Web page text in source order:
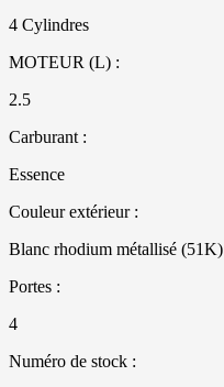
4 Cylindres
MOTEUR (L) :
2.5
Carburant :
Essence
Couleur extérieur :
Blanc rhodium métallisé (51K)
Portes :
4
Numéro de stock :